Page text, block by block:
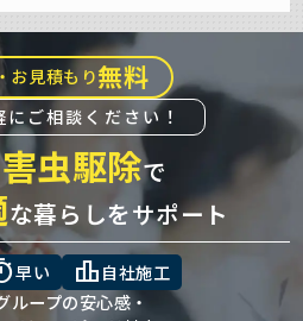
お見積もり無料
ご相談ください！
害虫駆除で
な暮らしをサポート
早い leaderboard 自社施工
ループの安心感・